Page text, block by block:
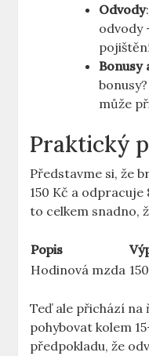
Odvody
odvody
Bonusy
může
Praktický
Představme si, že
150 Kč a odpracuje
to celkem snadno,
Popis
Hodinová mzda
Teď ale přichází na
pohybovat kolem
předpokladu, že